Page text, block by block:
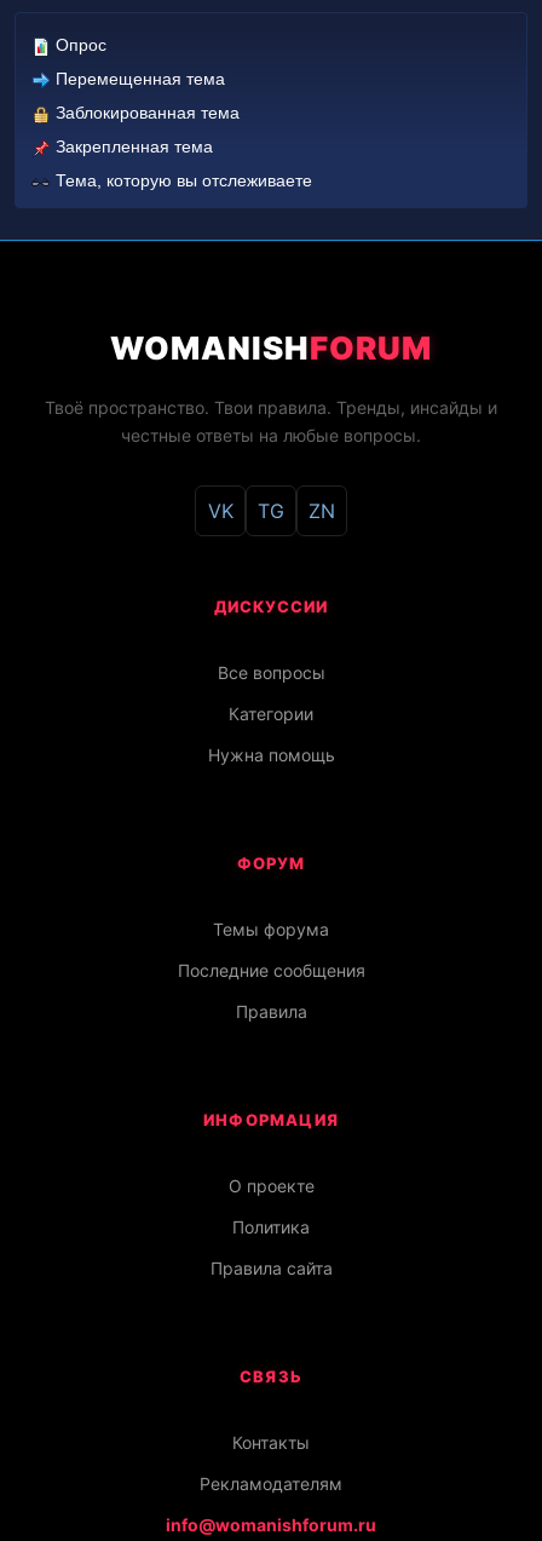
Опрос
Перемещенная тема
Заблокированная тема
Закрепленная тема
Тема, которую вы отслеживаете
WOMANISHFORUM
Твоё пространство. Твои правила. Тренды, инсайды и
честные ответы на любые вопросы.
VK TG ZN
ДИСКУССИИ
Все вопросы
Категории
Нужна помощь
ФОРУМ
Темы форума
Последние сообщения
Правила
ИНФОРМАЦИЯ
О проекте
Политика
Правила сайта
СВЯЗЬ
Контакты
Рекламодателям
info@womanishforum.ru